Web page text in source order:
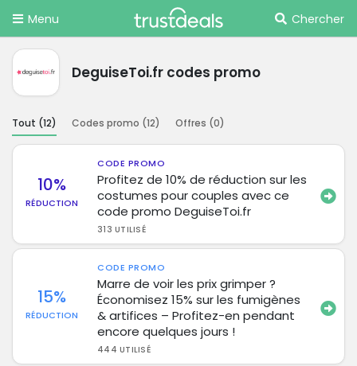
Menu Chercher
DeguiseToi.fr codes promo
Tout (12) Codes promo (12) Offres (0)
10%
RÉDUCTION
CODE PROMO
Profitez de 10% de réduction sur les
costumes pour couples avec ce
code promo DeguiseToi.fr
313 UTILISÉ
15%
RÉDUCTION
CODE PROMO
Marre de voir les prix grimper ?
Économisez 15% sur les fumigènes
& artifices – Profitez-en pendant
encore quelques jours !
444 UTILISÉ